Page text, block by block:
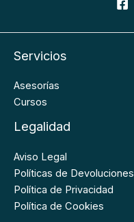
Servicios
Asesorías
Cursos
Legalidad
Aviso Legal
Políticas de Devoluciones
Política de Privacidad
Política de Cookies